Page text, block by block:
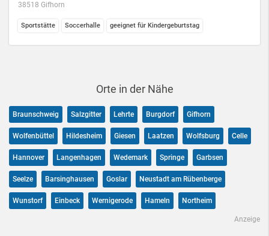
38518 Gifhorn
Sportstätte Soccerhalle geeignet für Kindergeburtstag
Orte in der Nähe
Braunschweig Salzgitter Lehrte Burgdorf Gifhorn
Wolfenbüttel Hildesheim Giesen Laatzen Wolfsburg Celle
Hannover Langenhagen Wedemark Springe Garbsen
Seelze Barsinghausen Goslar Neustadt am Rübenberge
Wunstorf Einbeck Wernigerode Hameln Northeim
Anzeige